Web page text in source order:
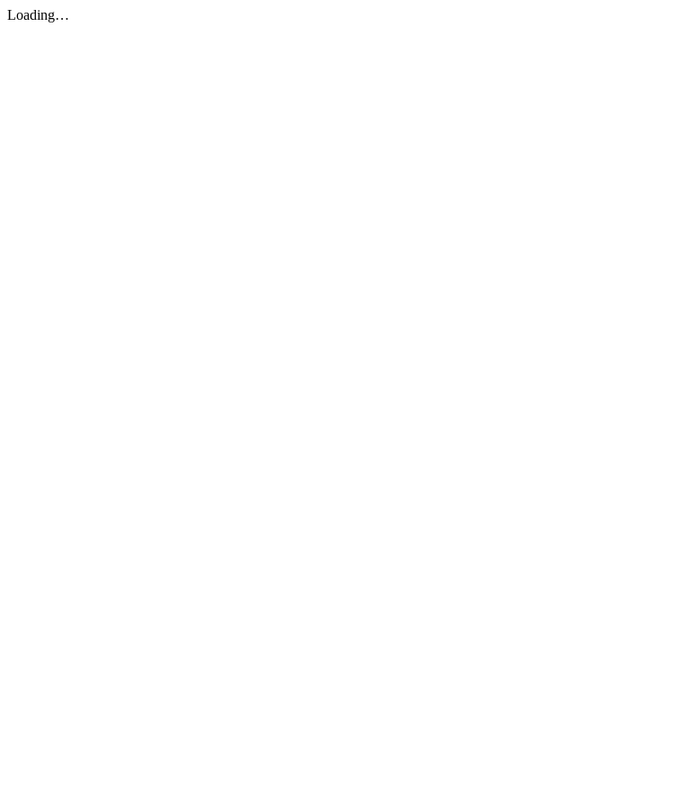
Loading…